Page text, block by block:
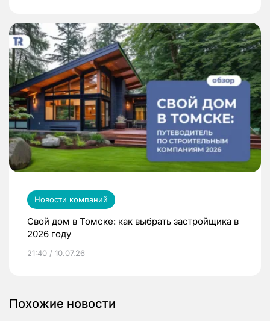
Новости компаний
Свой дом в Томске: как выбрать застройщика в
2026 году
21:40 / 10.07.26
Похожие новости